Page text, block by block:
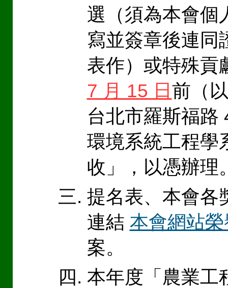
選（須為本會個
寫並簽章後連同
表作）或特殊貢
7 月 15 日前（
台北市羅斯福
環境系統工程學
收」，以憑辦理
提名表、本會各
連結 本會網站
案。
本年度「農業工